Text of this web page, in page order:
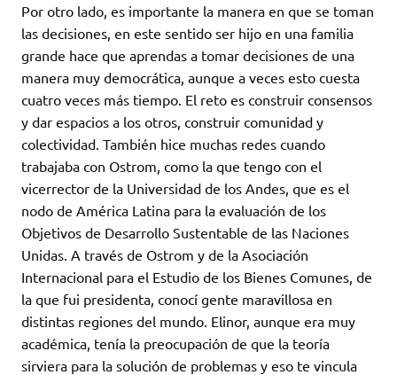
Por otro lado, es importante la manera en que se toman
las decisiones, en este sentido ser hijo en una familia
grande hace que aprendas a tomar decisiones de una
manera muy democrática, aunque a veces esto cuesta
cuatro veces más tiempo. El reto es construir consensos
y dar espacios a los otros, construir comunidad y
colectividad. También hice muchas redes cuando
trabajaba con Ostrom, como la que tengo con el
vicerrector de la Universidad de los Andes, que es el
nodo de América Latina para la evaluación de los
Objetivos de Desarrollo Sustentable de las Naciones
Unidas. A través de Ostrom y de la Asociación
Internacional para el Estudio de los Bienes Comunes, de
la que fui presidenta, conocí gente maravillosa en
distintas regiones del mundo. Elinor, aunque era muy
académica, tenía la preocupación de que la teoría
sirviera para la solución de problemas y eso te vincula